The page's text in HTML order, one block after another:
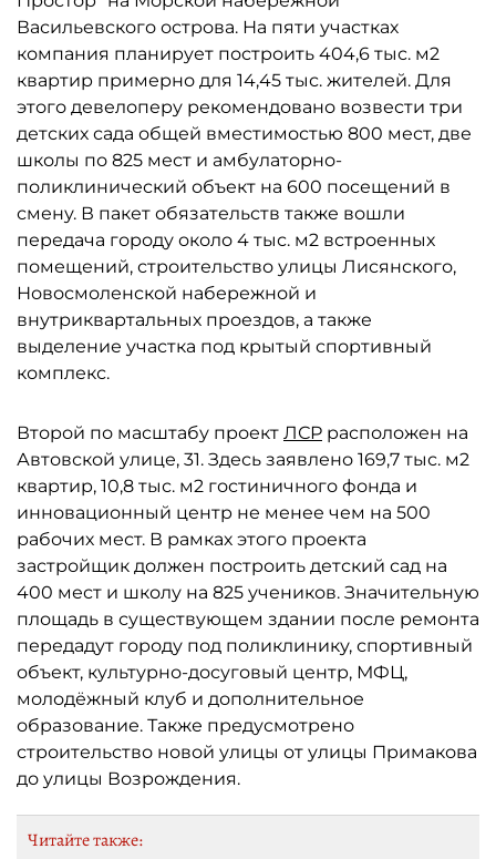
Васильевского острова. На пяти участках
компания планирует построить 404,6 тыс. м2
квартир примерно для 14,45 тыс. жителей. Для
этого девелоперу рекомендовано возвести три
детских сада общей вместимостью 800 мест, две
школы по 825 мест и амбулаторно-
поликлинический объект на 600 посещений в
смену. В пакет обязательств также вошли
передача городу около 4 тыс. м2 встроенных
помещений, строительство улицы Лисянского,
Новосмоленской набережной и
внутриквартальных проездов, а также
выделение участка под крытый спортивный
комплекс.
Второй по масштабу проект ЛСР расположен на
Автовской улице, 31. Здесь заявлено 169,7 тыс. м2
квартир, 10,8 тыс. м2 гостиничного фонда и
инновационный центр не менее чем на 500
рабочих мест. В рамках этого проекта
застройщик должен построить детский сад на
400 мест и школу на 825 учеников. Значительную
площадь в существующем здании после ремонта
передадут городу под поликлинику, спортивный
объект, культурно-досуговый центр, МФЦ,
молодёжный клуб и дополнительное
образование. Также предусмотрено
строительство новой улицы от улицы Примакова
до улицы Возрождения.
Читайте также: